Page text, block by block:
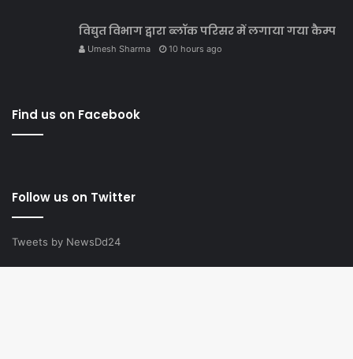
विद्युत विभाग द्वारा ब्लॉक परिसर में लगाया गया कैम्प
Umesh Sharma 10 hours ago
Find us on Facebook
Follow us on Twitter
Tweets by NewsDd24